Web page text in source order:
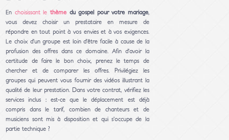
En choisissant lethèmedu gospel pour votre mariage,
vous devez choisir un prestataire en mesure de
répondre en tout point à vos envies et à vos exigences.
Le choix d’un groupe est loin d’être facile à cause de la
profusion des offres dans ce domaine. Afin d’avoir la
certitude de faire le bon choix, prenez le temps de
chercher et de comparer les offres. Privilégiez les
groupes qui peuvent vous fournir des vidéos illustrant la
qualité de leur prestation. Dans votre contrat, vérifiez les
services inclus : est-ce que le déplacement est déjà
compris dans le tarif, combien de chanteurs et de
musiciens sont mis à disposition et qui s’occupe de la
partie technique ?